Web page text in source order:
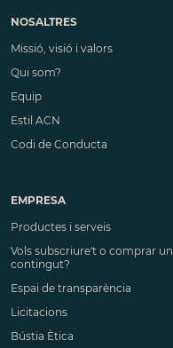
NOSALTRES
Missió, visió i valors
Qui som?
Equip
Estil ACN
Codi de Conducta
EMPRESA
Productes i serveis
Vols subscriure't o comprar un
contingut?
Espai de transparència
Licitacions
Bústia Ètica